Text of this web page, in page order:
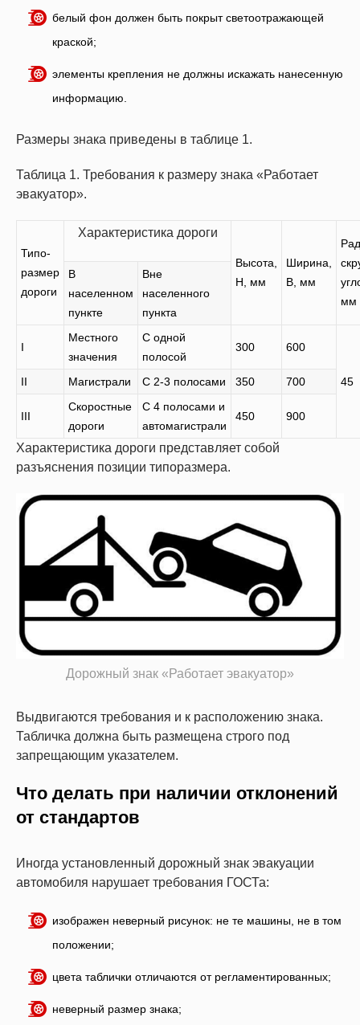
белый фон должен быть покрыт светоотражающей
краской;
элементы крепления не должны искажать нанесенную
информацию.
Размеры знака приведены в таблице 1.
Таблица 1. Требования к размеру знака «Работает
эвакуатор».
Типо-
размер
дороги
Характеристика дороги
Высота,
Н, мм
Ширина,
В, мм
мм
В
населенном
пункте
Вне
населенного
пункта
I
Местного
значения
С одной
полосой
300 600
45
II Магистрали С 2-3 полосами 350 700
III
Скоростные
дороги
С 4 полосами и
автомагистрали
450 900
Характеристика дороги представляет собой
разъяснения позиции типоразмера.
Дорожный знак «Работает эвакуатор»
Выдвигаются требования и к расположению знака.
Табличка должна быть размещена строго под
запрещающим указателем.
Что делать при наличии отклонений
от стандартов
Иногда установленный дорожный знак эвакуации
автомобиля нарушает требования ГОСТа:
изображен неверный рисунок: не те машины, не в том
положении;
цвета таблички отличаются от регламентированных;
неверный размер знака;